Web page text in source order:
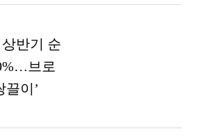
반기 순
브로
끌이’